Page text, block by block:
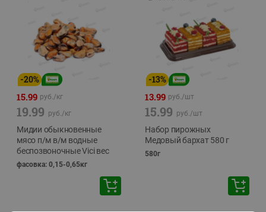
-20%
15.99 руб./кг
19.99 руб./кг
Мидии обыкновенные
мясо п/м в/м водные
беспозвоночные Vici вес
фасовка: 0,15-0,65кг
-13%
13.99 руб./шт
15.99 руб./шт
Набор пирожных
Медовый бархат 580 г
580г